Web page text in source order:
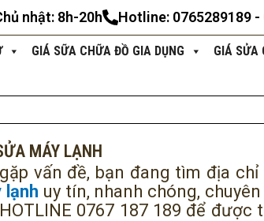
nhật: 8h-20h Hotline: 0765289189 -
GIÁ SỮA CHỮA ĐỒ GIA DỤNG GIÁ SỬA
MÁY LẠNH
vấn đề, bạn đang tìm địa
lạnh uy tín, nhanh chóng,
0767 187 189 để